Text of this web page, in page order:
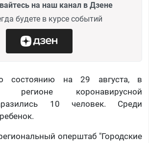
на наш канал в Дзене
будете в курсе событий
состоянию на 29 августа, в
регионе коронавирусной
10 человек. Среди
оперштаб "Городские